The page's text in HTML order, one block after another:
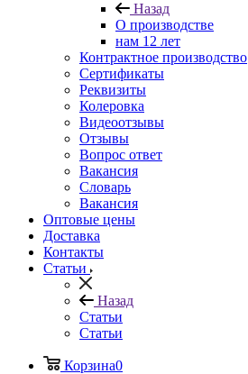
Назад
О производстве
нам 12 лет
Контрактное производство
Сертификаты
Реквизиты
Колеровка
Видеоотзывы
Отзывы
Вопрос ответ
Вакансия
Словарь
Вакансия
Оптовые цены
Доставка
Контакты
Статьи
Назад
Статьи
Статьи
Корзина0